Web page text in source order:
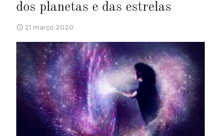
dos planetas e das estrelas
21 março 2020